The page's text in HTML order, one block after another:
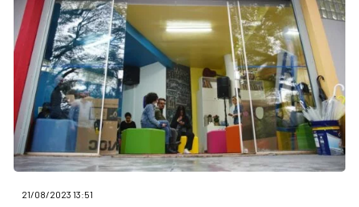
21/08/2023 13:51